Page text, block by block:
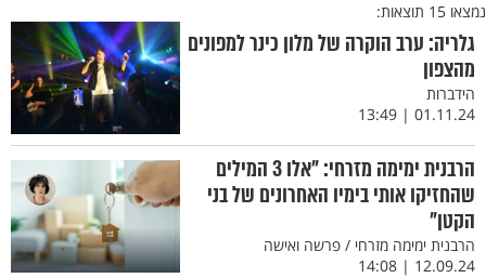
נמצאו 15 תוצאות:
גלריה: ערב הוקרה של מלון כינר למפונים
מהצפון
הידברות
01.11.24 | 13:49
הרבנית ימימה מזרחי: "אלו 3 המילים
שהחזיקו אותי בימיו האחרונים של בני
הקטן"
הרבנית ימימה מזרחי / פרשה ואישה
12.09.24 | 14:08